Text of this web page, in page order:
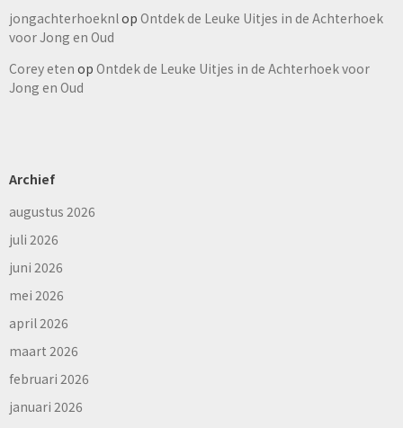
jongachterhoeknl op Ontdek de Leuke Uitjes in de Achterhoek
voor Jong en Oud
Corey eten op Ontdek de Leuke Uitjes in de Achterhoek voor
Jong en Oud
Archief
augustus 2026
juli 2026
juni 2026
mei 2026
april 2026
maart 2026
februari 2026
januari 2026